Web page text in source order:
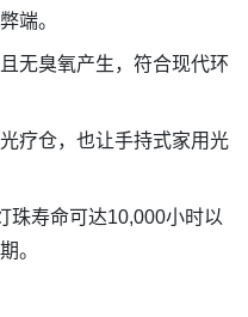
端。
无臭氧产生，符合现代环
疗仓，也让手持式家用光
珠寿命可达10,000小时以
。